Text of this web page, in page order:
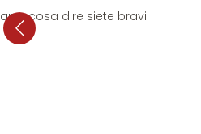
cosa dire siete bravi.